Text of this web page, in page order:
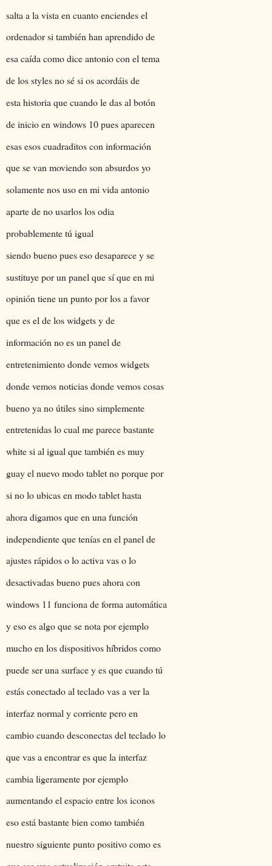
salta a la vista en cuanto enciendes el
ordenador si también han aprendido de
esa caída como dice antonio con el tema
de los styles no sé si os acordáis de
esta historia que cuando le das al botón
de inicio en windows 10 pues aparecen
esas esos cuadraditos con información
que se van moviendo son absurdos yo
solamente nos uso en mi vida antonio
aparte de no usarlos los odia
probablemente tú igual
siendo bueno pues eso desaparece y se
sustituye por un panel que sí que en mi
opinión tiene un punto por los a favor
que es el de los widgets y de
información no es un panel de
entretenimiento donde vemos widgets
donde vemos noticias donde vemos cosas
bueno ya no útiles sino simplemente
entretenidas lo cual me parece bastante
white si al igual que también es muy
guay el nuevo modo tablet no porque por
si no lo ubicas en modo tablet hasta
ahora digamos que en una función
independiente que tenías en el panel de
ajustes rápidos o lo activa vas o lo
desactivadas bueno pues ahora con
windows 11 funciona de forma automática
y eso es algo que se nota por ejemplo
mucho en los dispositivos híbridos como
puede ser una surface y es que cuando tú
estás conectado al teclado vas a ver la
interfaz normal y corriente pero en
cambio cuando desconectas del teclado lo
que vas a encontrar es que la interfaz
cambia ligeramente por ejemplo
aumentando el espacio entre los iconos
eso está bastante bien como también
nuestro siguiente punto positivo como es